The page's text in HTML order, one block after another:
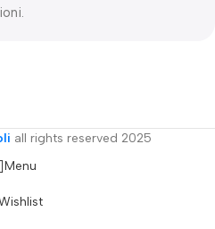
all rights reserved 2025
Menu